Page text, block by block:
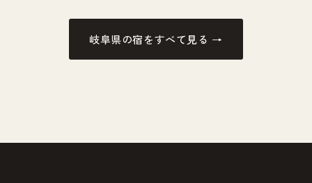
岐阜県の宿をすべて見る →